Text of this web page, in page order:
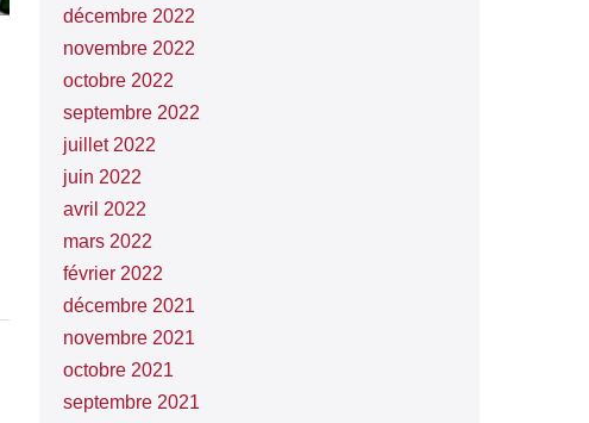
décembre 2022
novembre 2022
octobre 2022
septembre 2022
juillet 2022
juin 2022
avril 2022
mars 2022
février 2022
décembre 2021
novembre 2021
octobre 2021
septembre 2021